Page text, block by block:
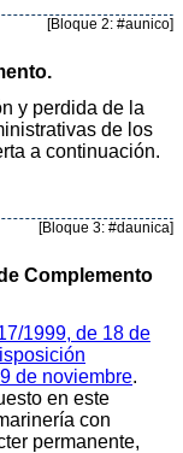
[Bloque 2: #aunico]
y perdida de la
de los
a continuación.
[Bloque 3: #daunica]
Complemento
1999, de 18 de
de noviembre.
en este
con
permanente,